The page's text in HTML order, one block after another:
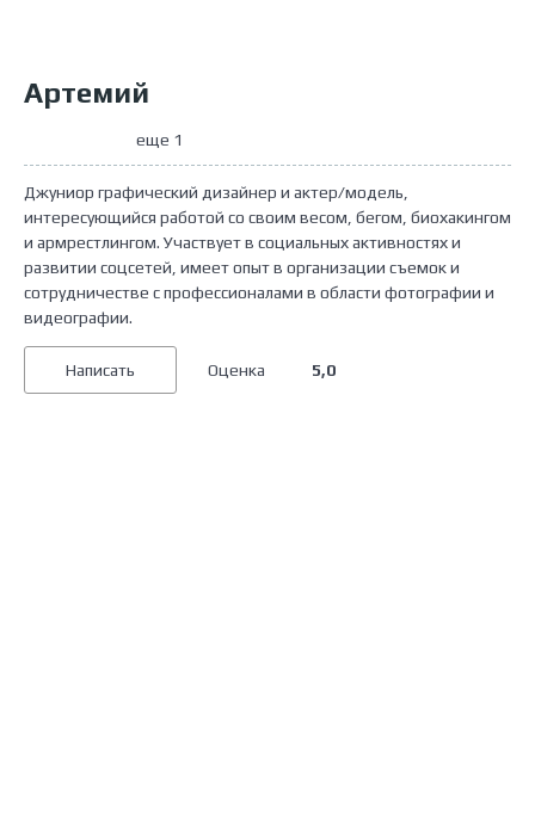
Артемий
еще 1
Джуниор графический дизайнер и актер/модель,
интересующийся работой со своим весом, бегом, биохакингом
и армрестлингом. Участвует в социальных активностях и
развитии соцсетей, имеет опыт в организации съемок и
сотрудничестве с профессионалами в области фотографии и
видеографии.
Написать Оценка 5,0